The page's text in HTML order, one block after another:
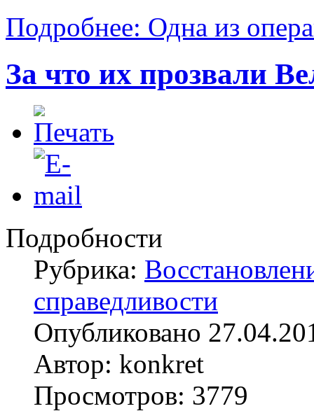
Подробнее: Одна из
За что их прозвали
Подробности
Рубрика:
справедливости
Опубликовано
Автор: konkret
Просмотров: 3779